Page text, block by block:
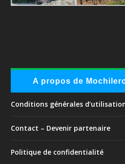
A propos de
Conditions générales
Contact – Devenir partenaire
Politique de confidentialité